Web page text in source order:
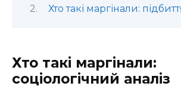
Хто такі маргінали:
Хто такі маргінали:
соціологічний аналіз